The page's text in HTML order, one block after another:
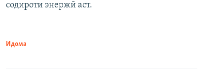
содироти энержӣ аст.
Идома